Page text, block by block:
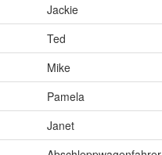
Jackie
Ted
Mike
Pamela
Janet